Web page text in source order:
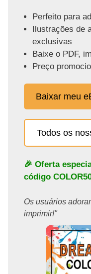
Perfeito para
Ilustrações de
exclusivas
Baixe o PDF,
Preço
Baixar meu
Todos os
🎉 Oferta
código
Os usuários
imprimir!"